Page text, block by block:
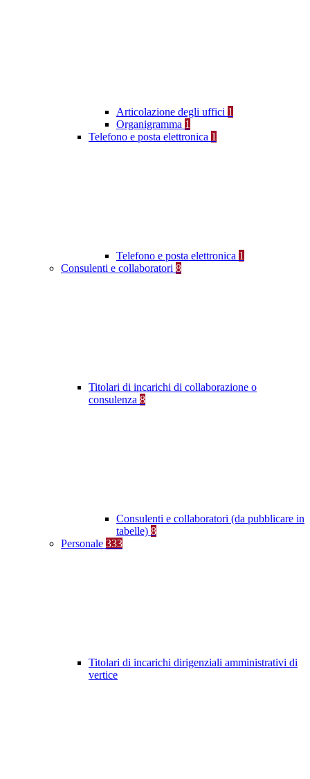
Articolazione degli uffici 1
Organigramma 1
Telefono e posta elettronica 1
Telefono e posta elettronica 1
Consulenti e collaboratori 8
Titolari di incarichi di collaborazione o
consulenza 8
Consulenti e collaboratori (da pubblicare in
tabelle) 8
Personale 333
Titolari di incarichi dirigenziali amministrativi di
vertice